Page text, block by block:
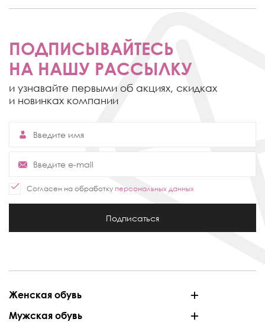
ПОДПИСЫВАЙТЕСЬ
НА НАШУ РАССЫЛКУ
и узнавайте первыми об акциях, скидках
и новинках компании
Согласен на обработку персональных данных
Подписаться
Женская обувь
Мужская обувь